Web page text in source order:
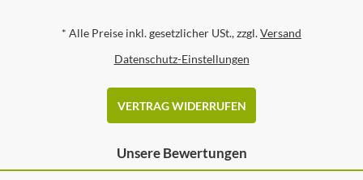
* Alle Preise inkl. gesetzlicher USt., zzgl.Versand
Datenschutz-Einstellungen
VERTRAG WIDERRUFEN
Unsere Bewertungen